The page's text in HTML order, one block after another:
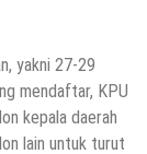
yakni 27-29
mendaftar, KPU
kepala daerah
lain untuk turut